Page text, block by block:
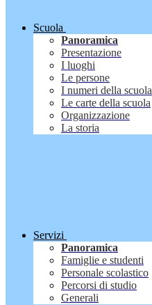
Scuola
Panoramica
Presentazione
I luoghi
Le persone
I numeri della scuola
Le carte della scuola
Organizzazione
La storia
Servizi
Panoramica
Famiglie e studenti
Personale scolastico
Percorsi di studio
Generali